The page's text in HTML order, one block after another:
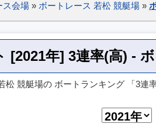
ス会場 » ボートレース 若松 競艇場 »
[2021年] 3連率(高) -
松 競艇場の ボートランキング 「3連